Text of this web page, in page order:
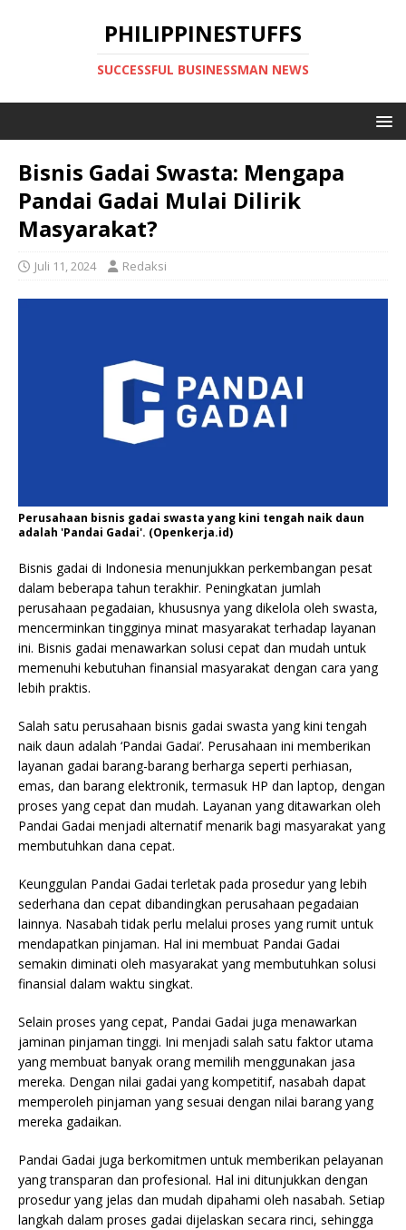
PHILIPPINESTUFFS
SUCCESSFUL BUSINESSMAN NEWS
Bisnis Gadai Swasta: Mengapa
Pandai Gadai Mulai Dilirik
Masyarakat?
Juli 11, 2024 Redaksi
Perusahaan bisnis gadai swasta yang kini tengah naik daun
adalah 'Pandai Gadai'. (Openkerja.id)
Bisnis gadai di Indonesia menunjukkan perkembangan pesat
dalam beberapa tahun terakhir. Peningkatan jumlah
perusahaan pegadaian, khususnya yang dikelola oleh swasta,
mencerminkan tingginya minat masyarakat terhadap layanan
ini. Bisnis gadai menawarkan solusi cepat dan mudah untuk
memenuhi kebutuhan finansial masyarakat dengan cara yang
lebih praktis.
Salah satu perusahaan bisnis gadai swasta yang kini tengah
naik daun adalah ‘Pandai Gadai’. Perusahaan ini memberikan
layanan gadai barang-barang berharga seperti perhiasan,
emas, dan barang elektronik, termasuk HP dan laptop, dengan
proses yang cepat dan mudah. Layanan yang ditawarkan oleh
Pandai Gadai menjadi alternatif menarik bagi masyarakat yang
membutuhkan dana cepat.
Keunggulan Pandai Gadai terletak pada prosedur yang lebih
sederhana dan cepat dibandingkan perusahaan pegadaian
lainnya. Nasabah tidak perlu melalui proses yang rumit untuk
mendapatkan pinjaman. Hal ini membuat Pandai Gadai
semakin diminati oleh masyarakat yang membutuhkan solusi
finansial dalam waktu singkat.
Selain proses yang cepat, Pandai Gadai juga menawarkan
jaminan pinjaman tinggi. Ini menjadi salah satu faktor utama
yang membuat banyak orang memilih menggunakan jasa
mereka. Dengan nilai gadai yang kompetitif, nasabah dapat
memperoleh pinjaman yang sesuai dengan nilai barang yang
mereka gadaikan.
Pandai Gadai juga berkomitmen untuk memberikan pelayanan
yang transparan dan profesional. Hal ini ditunjukkan dengan
prosedur yang jelas dan mudah dipahami oleh nasabah. Setiap
langkah dalam proses gadai dijelaskan secara rinci, sehingga